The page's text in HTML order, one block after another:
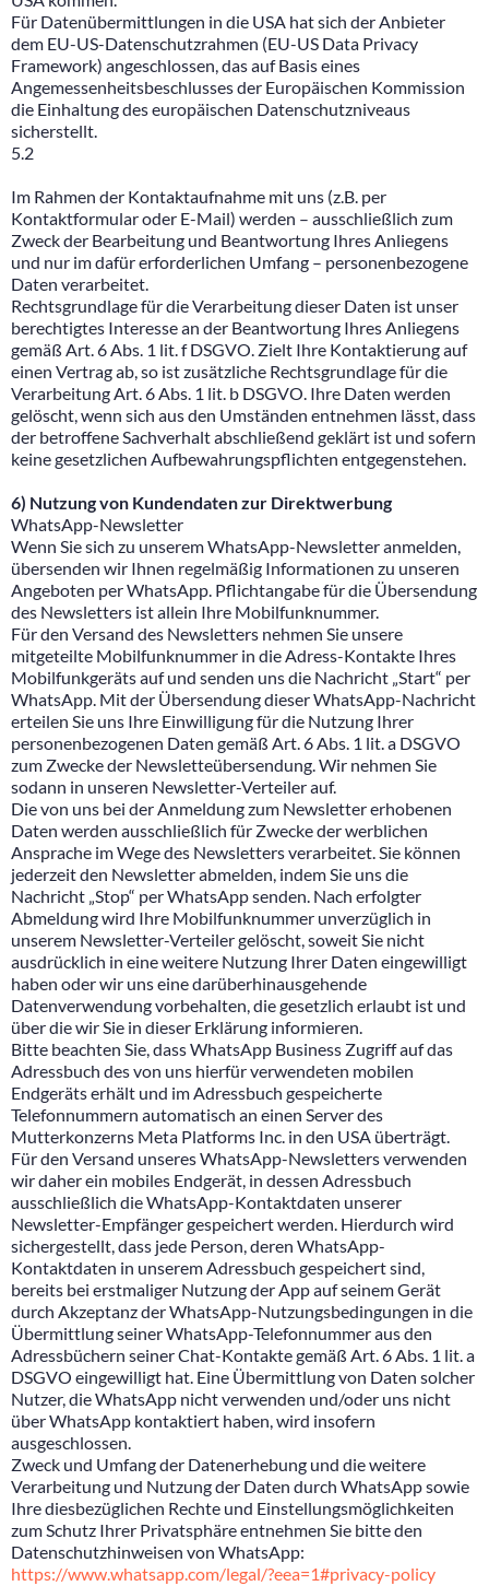
Für Datenübermittlungen in die USA hat sich der Anbieter
dem EU-US-Datenschutzrahmen (EU-US Data Privacy
Framework) angeschlossen, das auf Basis eines
Angemessenheitsbeschlusses der Europäischen Kommission
die Einhaltung des europäischen Datenschutzniveaus
sicherstellt.
5.2
Im Rahmen der Kontaktaufnahme mit uns (z.B. per
Kontaktformular oder E-Mail) werden – ausschließlich zum
Zweck der Bearbeitung und Beantwortung Ihres Anliegens
und nur im dafür erforderlichen Umfang – personenbezogene
Daten verarbeitet.
Rechtsgrundlage für die Verarbeitung dieser Daten ist unser
berechtigtes Interesse an der Beantwortung Ihres Anliegens
gemäß Art. 6 Abs. 1 lit. f DSGVO. Zielt Ihre Kontaktierung auf
einen Vertrag ab, so ist zusätzliche Rechtsgrundlage für die
Verarbeitung Art. 6 Abs. 1 lit. b DSGVO. Ihre Daten werden
gelöscht, wenn sich aus den Umständen entnehmen lässt, dass
der betroffene Sachverhalt abschließend geklärt ist und sofern
keine gesetzlichen Aufbewahrungspflichten entgegenstehen.
6) Nutzung von Kundendaten zur Direktwerbung
WhatsApp-Newsletter
Wenn Sie sich zu unserem WhatsApp-Newsletter anmelden,
übersenden wir Ihnen regelmäßig Informationen zu unseren
Angeboten per WhatsApp. Pflichtangabe für die Übersendung
des Newsletters ist allein Ihre Mobilfunknummer.
Für den Versand des Newsletters nehmen Sie unsere
mitgeteilte Mobilfunknummer in die Adress-Kontakte Ihres
Mobilfunkgeräts auf und senden uns die Nachricht „Start“ per
WhatsApp. Mit der Übersendung dieser WhatsApp-Nachricht
erteilen Sie uns Ihre Einwilligung für die Nutzung Ihrer
personenbezogenen Daten gemäß Art. 6 Abs. 1 lit. a DSGVO
zum Zwecke der Newsletteübersendung. Wir nehmen Sie
sodann in unseren Newsletter-Verteiler auf.
Die von uns bei der Anmeldung zum Newsletter erhobenen
Daten werden ausschließlich für Zwecke der werblichen
Ansprache im Wege des Newsletters verarbeitet. Sie können
jederzeit den Newsletter abmelden, indem Sie uns die
Nachricht „Stop“ per WhatsApp senden. Nach erfolgter
Abmeldung wird Ihre Mobilfunknummer unverzüglich in
unserem Newsletter-Verteiler gelöscht, soweit Sie nicht
ausdrücklich in eine weitere Nutzung Ihrer Daten eingewilligt
haben oder wir uns eine darüberhinausgehende
Datenverwendung vorbehalten, die gesetzlich erlaubt ist und
über die wir Sie in dieser Erklärung informieren.
Bitte beachten Sie, dass WhatsApp Business Zugriff auf das
Adressbuch des von uns hierfür verwendeten mobilen
Endgeräts erhält und im Adressbuch gespeicherte
Telefonnummern automatisch an einen Server des
Mutterkonzerns Meta Platforms Inc. in den USA überträgt.
Für den Versand unseres WhatsApp-Newsletters verwenden
wir daher ein mobiles Endgerät, in dessen Adressbuch
ausschließlich die WhatsApp-Kontaktdaten unserer
Newsletter-Empfänger gespeichert werden. Hierdurch wird
sichergestellt, dass jede Person, deren WhatsApp-
Kontaktdaten in unserem Adressbuch gespeichert sind,
bereits bei erstmaliger Nutzung der App auf seinem Gerät
durch Akzeptanz der WhatsApp-Nutzungsbedingungen in die
Übermittlung seiner WhatsApp-Telefonnummer aus den
Adressbüchern seiner Chat-Kontakte gemäß Art. 6 Abs. 1 lit. a
DSGVO eingewilligt hat. Eine Übermittlung von Daten solcher
Nutzer, die WhatsApp nicht verwenden und/oder uns nicht
über WhatsApp kontaktiert haben, wird insofern
ausgeschlossen.
Zweck und Umfang der Datenerhebung und die weitere
Verarbeitung und Nutzung der Daten durch WhatsApp sowie
Ihre diesbezüglichen Rechte und Einstellungsmöglichkeiten
zum Schutz Ihrer Privatsphäre entnehmen Sie bitte den
Datenschutzhinweisen von WhatsApp:
https://www.whatsapp.com/legal/?eea=1#privacy-policy